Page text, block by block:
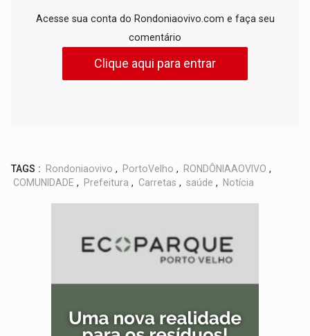
Acesse sua conta do Rondoniaovivo.com e faça seu
comentário
Clique aqui para entrar
TAGS : Rondoniaovivo , PortoVelho , RONDÔNIAAOVIVO ,
COMUNIDADE , Prefeitura , Carretas , saúde , Notícia